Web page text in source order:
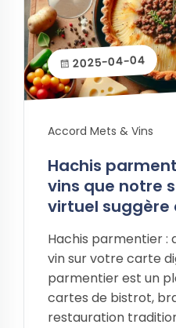
2025-04-04
Accord Mets & Vins
Hachis
vins que notre
virtuel suggère
Hachis parmentier :
vin sur votre carte
parmentier est un
cartes de bistrot,
restauration